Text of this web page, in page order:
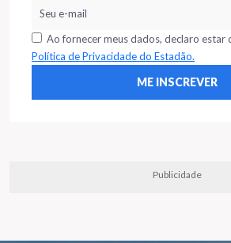
Ao fornecer meus dados, declaro estar
Política de Privacidade do Estadão.
Publicidade